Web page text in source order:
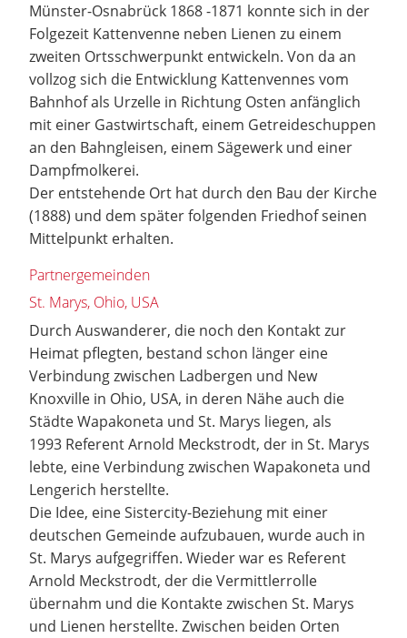
Münster-Osnabrück 1868 -1871 konnte sich in der
Folgezeit Kattenvenne neben Lienen zu einem
zweiten Ortsschwerpunkt entwickeln. Von da an
vollzog sich die Entwicklung Kattenvennes vom
Bahnhof als Urzelle in Richtung Osten anfänglich
mit einer Gastwirtschaft, einem Getreideschuppen
an den Bahngleisen, einem Sägewerk und einer
Dampfmolkerei.
Der entstehende Ort hat durch den Bau der Kirche
(1888) und dem später folgenden Friedhof seinen
Mittelpunkt erhalten.
Partnergemeinden
St. Marys, Ohio, USA
Durch Auswanderer, die noch den Kontakt zur
Heimat pflegten, bestand schon länger eine
Verbindung zwischen Ladbergen und New
Knoxville in Ohio, USA, in deren Nähe auch die
Städte Wapakoneta und St. Marys liegen, als
1993 Referent Arnold Meckstrodt, der in St. Marys
lebte, eine Verbindung zwischen Wapakoneta und
Lengerich herstellte.
Die Idee, eine Sistercity-Beziehung mit einer
deutschen Gemeinde aufzubauen, wurde auch in
St. Marys aufgegriffen. Wieder war es Referent
Arnold Meckstrodt, der die Vermittlerrolle
übernahm und die Kontakte zwischen St. Marys
und Lienen herstellte. Zwischen beiden Orten